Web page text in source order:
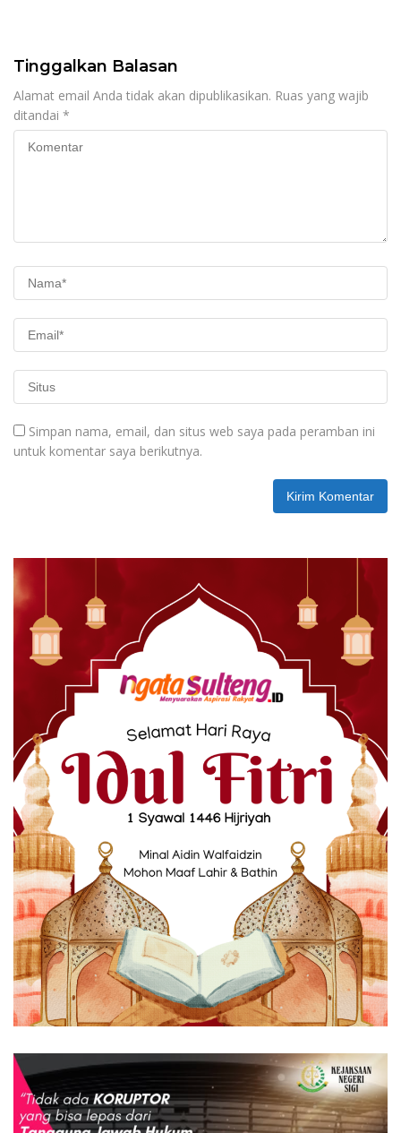
Tinggalkan Balasan
Alamat email Anda tidak akan dipublikasikan. Ruas yang wajib
ditandai *
Simpan nama, email, dan situs web saya pada peramban ini
untuk komentar saya berikutnya.